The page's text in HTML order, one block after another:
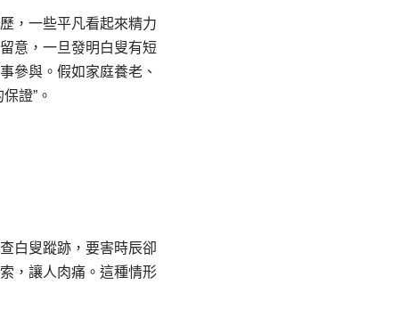
，一些平凡看起來精力
意，一旦發明白叟有短
參與。假如家庭養老、
證”。
白叟蹤跡，要害時辰卻
，讓人肉痛。這種情形